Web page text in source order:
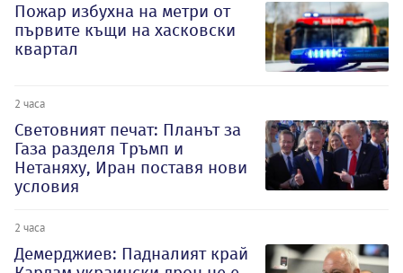
Пожар избухна на метри от
първите къщи на хасковски
квартал
2 часа
Световният печат: Планът за
Газа разделя Тръмп и
Нетаняху, Иран поставя нови
условия
2 часа
Демерджиев: Падналият край